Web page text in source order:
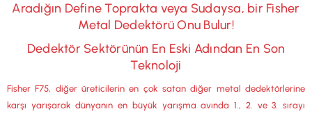
Aradığın Define Toprakta veya Sudaysa, bir Fisher
Metal Dedektörü Onu Bulur!
Dedektör Sektörünün En Eski Adından En Son
Teknoloji
Fisher F75, diğer üreticilerin en çok satan diğer metal dedektörlerine
karşı yarışarak dünyanın en büyük yarışma avında 1., 2. ve 3. sırayı